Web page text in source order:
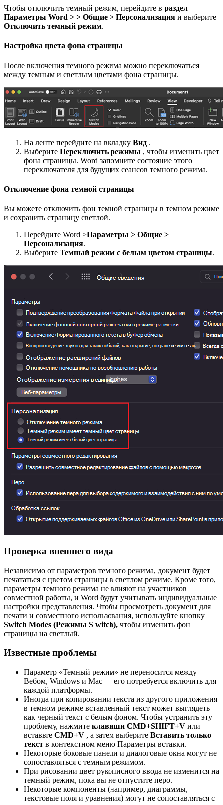
Чтобы отключить темный режим, перейдите в раздел
Параметры Word > > Общие > Персонализация и выберите
Отключить темный режим.
Настройка цвета фона страницы
После включения темного режима можно переключаться
между темным и светлым цветами фона страницы.
На ленте перейдите на вкладку Вид .
Выберите Переключить режимы , чтобы изменить цвет
фона страницы. Word запомните состояние этого
переключателя для будущих сеансов темного режима.
Отключение фона темной страницы
Вы можете отключить фон темной страницы в темном режиме
и сохранить страницу светлой.
Перейдите Word >Параметры > Общие >
Персонализация.
Выберите Темный режим с белым цветом страницы.
Проверка внешнего вида
Независимо от параметров темного режима, документ будет
печататься с цветом страницы в светлом режиме. Кроме того,
параметры темного режима не влияют на участников
совместной работы, и Word будут учитывать индивидуальные
настройки представления. Чтобы просмотреть документ для
печати и совместного использования, используйте кнопку
Switch Modes (Режимы S witch), чтобы изменить фон
страницы на светлый.
Известные проблемы
Параметр «Темный режим» не переносится между
Вебом, Windows и Mac — его потребуется включить для
каждой платформы.
Иногда при копировании текста из другого приложения
в темном режиме вставленный текст может выглядеть
как черный текст с белым фоном. Чтобы устранить эту
проблему, нажмите клавиши CMD+SHIFT+V или
вставьте CMD+V , а затем выберите Вставить только
текст в контекстном меню Параметры вставки.
Некоторые боковые панели и диалоговые окна могут не
сопоставляться с темным режимом.
При рисовании цвет рукописного ввода не изменится на
темный режим, пока вы не отпустите перо.
Некоторые компоненты (например, диаграммы,
текстовые поля и уравнения) могут не сопоставляться с